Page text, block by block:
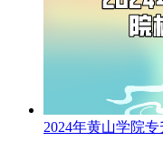
2024年黄山学院